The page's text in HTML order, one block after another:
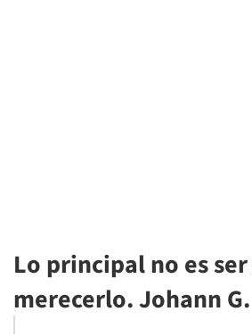
Lo principal no es
merecerlo. Johann